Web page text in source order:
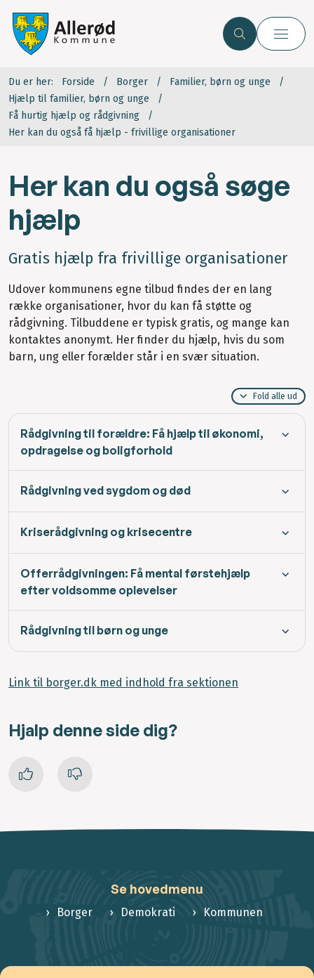
Du er her: Forside Borger
Familier, børn og unge
Hjælp til familier, børn og unge
Få hurtig hjælp og rådgivning
Her kan du også få hjælp - frivillige organisationer
Her kan du også søge
hjælp
Gratis hjælp fra frivillige organisationer
Udover kommunens egne tilbud findes der en lang
række organisationer, hvor du kan få støtte og
rådgivning. Tilbuddene er typisk gratis, og mange kan
kontaktes anonymt. Her finder du hjælp, hvis du som
barn, ung eller forælder står i en svær situation.
Fold alle ud
Rådgivning til forældre: Få hjælp til økonomi,
opdragelse og boligforhold
Rådgivning ved sygdom og død
Kriserådgivning og krisecentre
Offerrådgivningen: Få mental førstehjælp
efter voldsomme oplevelser
Rådgivning til børn og unge
Link til borger.dk med indhold fra sektionen
Hjalp denne side dig?
Se hovedmenu
Borger Demokrati Kommunen